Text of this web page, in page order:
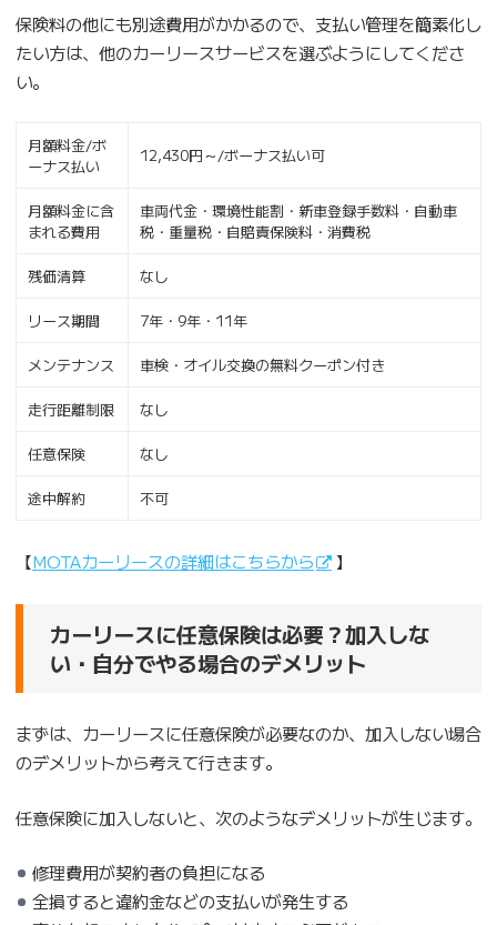
保険料の他にも別途費用がかかるので、支払い管理を簡素化し
たい方は、他のカーリースサービスを選ぶようにしてくださ
い。
月額料金/ボ
ーナス払い
12,430円～/ボーナス払い可
月額料金に含
まれる費用
車両代金・環境性能割・新車登録手数料・自動車
税・重量税・自賠責保険料・消費税
残価清算 なし
リース期間 7年・9年・11年
メンテナンス 車検・オイル交換の無料クーポン付き
走行距離制限 なし
任意保険 なし
途中解約 不可
【MOTAカーリースの詳細はこちらから 】
カーリースに任意保険は必要？加入しな
い・自分でやる場合のデメリット
まずは、カーリースに任意保険が必要なのか、加入しない場合
のデメリットから考えて行きます。
任意保険に加入しないと、次のようなデメリットが生じます。
修理費用が契約者の負担になる
全損すると違約金などの支払いが発生する